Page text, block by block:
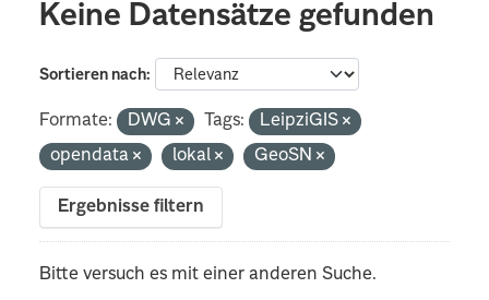
Keine Datensätze gefunden
Sortieren nach
Formate: DWG Tags:
LeipziGIS
opendata
lokal GeoSN
Ergebnisse filtern
Bitte versuch es mit einer anderen Suche.